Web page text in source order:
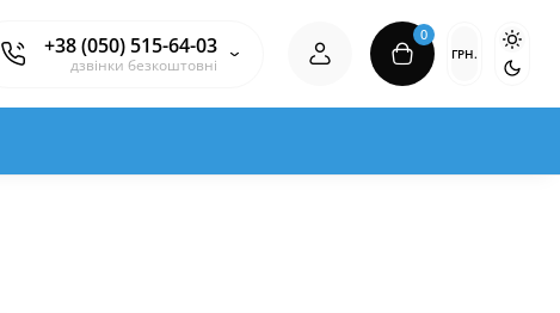
+38 (050) 515-64-03
дзвінки безкоштовні
0
ГРН.